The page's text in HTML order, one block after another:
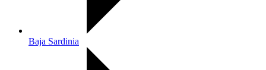
Baja Sardinia